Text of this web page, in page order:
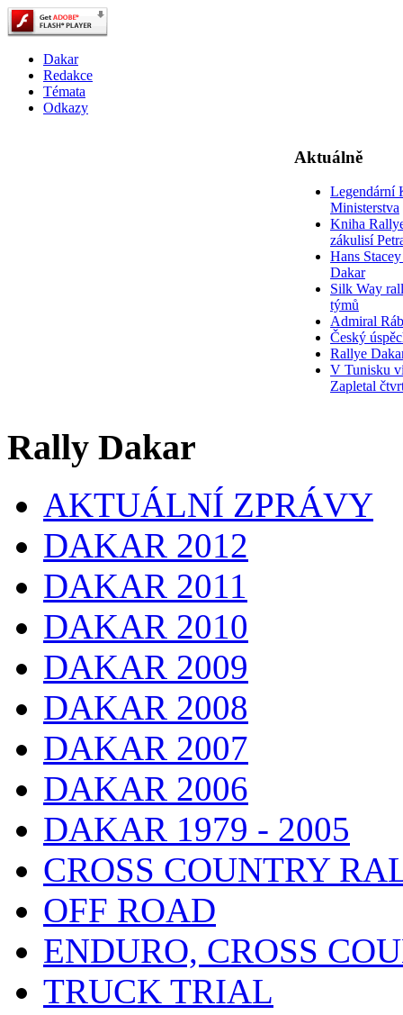
Dakar
Redakce
Témata
Odkazy
Aktuálně
Legendární
Ministerstva
Kniha
zákulisí
Hans
Dakar
Silk Way
týmů
Admiral
Český
Rallye
V Tunisku
Zapletal
Rally Dakar
AKTUÁLNÍ ZPRÁVY
DAKAR 2012
DAKAR 2011
DAKAR 2010
DAKAR 2009
DAKAR 2008
DAKAR 2007
DAKAR 2006
DAKAR 1979 - 2005
CROSS COUNTRY
OFF ROAD
ENDURO, CROSS
TRUCK TRIAL